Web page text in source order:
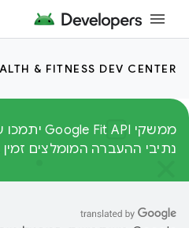
& FITNESS DEV CENTER
נתיבי ההעברה המומלצים זמין